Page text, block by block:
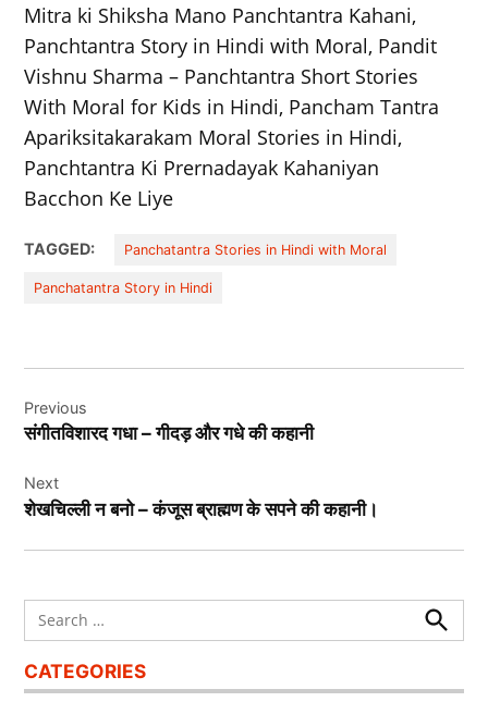
Mitra ki Shiksha Mano Panchtantra Kahani,
Panchtantra Story in Hindi with Moral, Pandit
Vishnu Sharma – Panchtantra Short Stories
With Moral for Kids in Hindi, Pancham Tantra
Apariksitakarakam Moral Stories in Hindi,
Panchtantra Ki Prernadayak Kahaniyan
Bacchon Ke Liye
TAGGED: Panchatantra Stories in Hindi with Moral
Panchatantra Story in Hindi
navigation
Previous
संगीतविशारद गधा – गीदड़ और गधे की कहानी
Next
शेखचिल्ली न बनो – कंजूस ब्राह्मण के सपने की कहानी।
Search
for:
Search
CATEGORIES